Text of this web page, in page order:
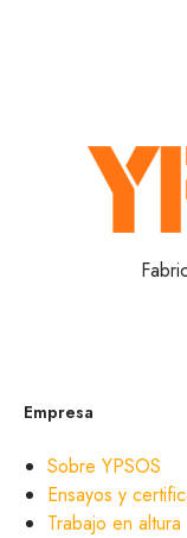
Empresa
Sobre YPSOS
Ensayos y
Trabajo en altura